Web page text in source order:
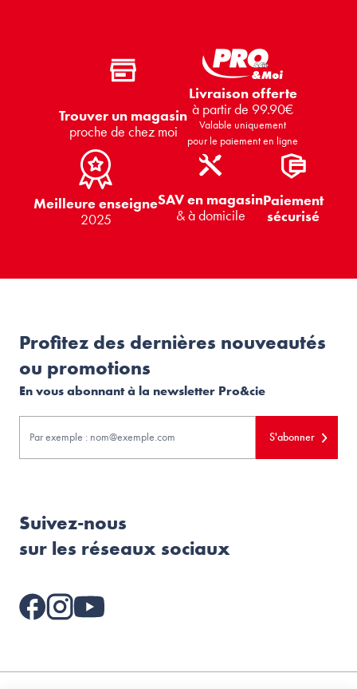
Trouver un magasin
proche de chez moi
Livraison offerte
à partir de 99.90€
Valable uniquement
pour le paiement en ligne
Meilleure enseigne
2025
SAV en magasin
& à domicile
Paiement
sécurisé
Profitez des dernières nouveautés
ou promotions
En vous abonnant à la newsletter Pro&cie
S'abonner
Suivez-nous
sur les réseaux sociaux